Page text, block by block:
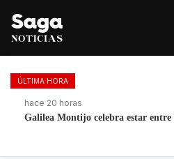
ÚLTIMA HORA
hace 20 horas
Galilea Montijo celebra estar entre